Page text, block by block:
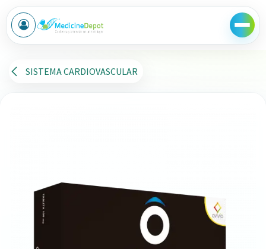
Ir al contenido
SISTEMA CARDIOVASCULAR